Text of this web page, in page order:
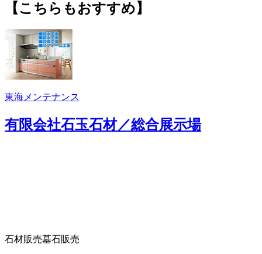
【こちらもおすすめ】
東海メンテナンス
有限会社石玉石材／総合展示場
石材販売墓石販売